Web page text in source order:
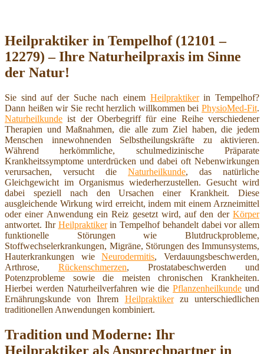
Heilpraktiker in Tempelhof (12101 –
12279) – Ihre Naturheilpraxis im Sinne
der Natur!
Sie sind auf der Suche nach einem Heilpraktikerin Tempelhof?
Dann heißen wir Sie recht herzlich willkommen bei PhysioMed-Fit.
Naturheilkunde ist der Oberbegriff für eine Reihe verschiedener
Therapien und Maßnahmen, die alle zum Ziel haben, die jedem
Menschen innewohnenden Selbstheilungskräfte zu aktivieren.
Während herkömmliche, schulmedizinische Präparate
Krankheitssymptome unterdrücken und dabei oft Nebenwirkungen
verursachen, versucht die Naturheilkunde, das natürliche
Gleichgewicht im Organismus wiederherzustellen. Gesucht wird
dabei speziell nach den Ursachen einer Krankheit. Diese
ausgleichende Wirkung wird erreicht, indem mit einem Arzneimittel
oder einer Anwendung ein Reiz gesetzt wird, auf den der Körper
antwortet. Ihr Heilpraktikerin Tempelhof behandelt dabei vor allem
funktionelle Störungen wie Blutdruckprobleme,
Stoffwechselerkrankungen, Migräne, Störungen des Immunsystems,
Hauterkrankungen wieNeurodermitis, Verdauungsbeschwerden,
Arthrose, Rückenschmerzen, Prostatabeschwerden und
Potenzprobleme sowie die meisten chronischen Krankheiten.
Hierbei werden Naturheilverfahren wie die Pflanzenheilkunde und
Ernährungskunde von Ihrem Heilpraktikerzu unterschiedlichen
traditionellen Anwendungen kombiniert.
Tradition und Moderne: Ihr
Heilpraktiker als Ansprechpartner in